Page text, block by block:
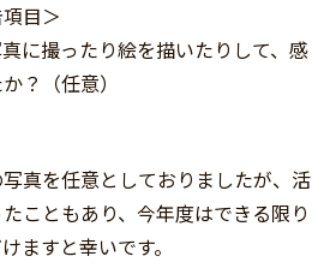
目＞
に撮ったり絵を描いたりして、感
？
（任意）
真を任意としておりましたが、活
こともあり、今年度はできる限り
ますと幸いです。